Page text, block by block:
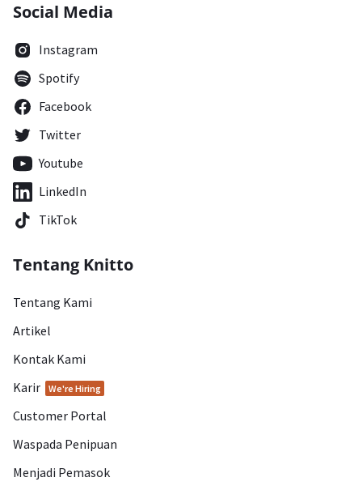
Social Media
Instagram
Spotify
Facebook
Twitter
Youtube
LinkedIn
TikTok
Tentang Knitto
Tentang Kami
Artikel
Kontak Kami
Karir
We're Hiring
Customer Portal
Waspada Penipuan
Menjadi Pemasok